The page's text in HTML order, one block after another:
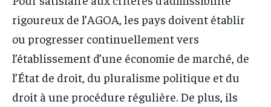
rigoureux de l’AGOA, les pays doivent établir
ou progresser continuellement vers
l’établissement d’une économie de marché, de
l’État de droit, du pluralisme politique et du
droit à une procédure régulière. De plus, ils